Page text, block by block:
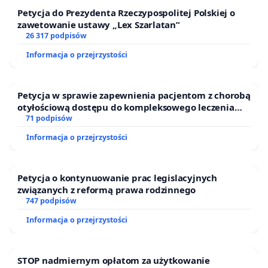
mamy i dziś na Śląsku ludzi kultury szeroko
rozumianej, holistycznie spoglądających na świat i
apelujących wraz ze mną, i Piotrem Fuglewiczem, o
powrót wspomnianego dzieła na Śląsk.
pierwsze w Polsce Muzeum Hutnictwa, zwane
Królestwem Żelaza. Osobiście dodatkowo mianuje
je Królestwem Ognia, wszak bez niego hutnictwo
wadze znaczenia historii, jaką niesie dla całego
regionu i Aglomeracji Śląskiej – a mianowicie
historii hutnictwa. Muzeum jest instytucją
Petycja do Prezydenta Rzeczypospolitej Polskiej o
zawetowanie ustawy „Lex Szarlatan”
26 317 podpisów
Informacja o przejrzystości
Petycja w sprawie zapewnienia pacjentom z chorobą
otyłościową dostępu do kompleksowego leczenia
oraz programów profilaktycznych.
71 podpisów
Informacja o przejrzystości
Petycja o kontynuowanie prac legislacyjnych
związanych z reformą prawa rodzinnego
747 podpisów
Informacja o przejrzystości
STOP nadmiernym opłatom za użytkowanie